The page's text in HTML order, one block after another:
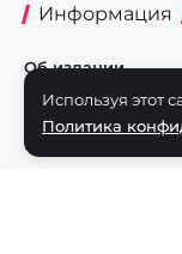
Информация
Об издании
Реклама на
Политика
Используя этот
Политика